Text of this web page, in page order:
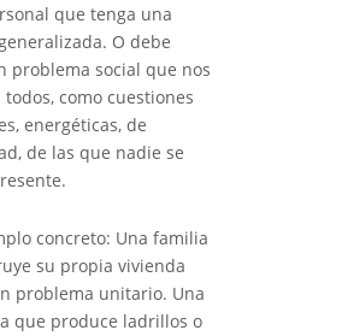
que tenga una
O debe
problema social que nos
como cuestiones
energéticas, de
de las que nadie se
concreto: Una familia
su propia vivienda
problema unitario. Una
que produce ladrillos o